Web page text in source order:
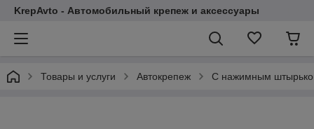
KrepAvto - Автомобильный крепеж и аксессуары
Товары и услуги Автокрепеж С нажимным